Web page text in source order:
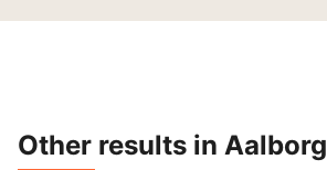
Other results in Aalborg